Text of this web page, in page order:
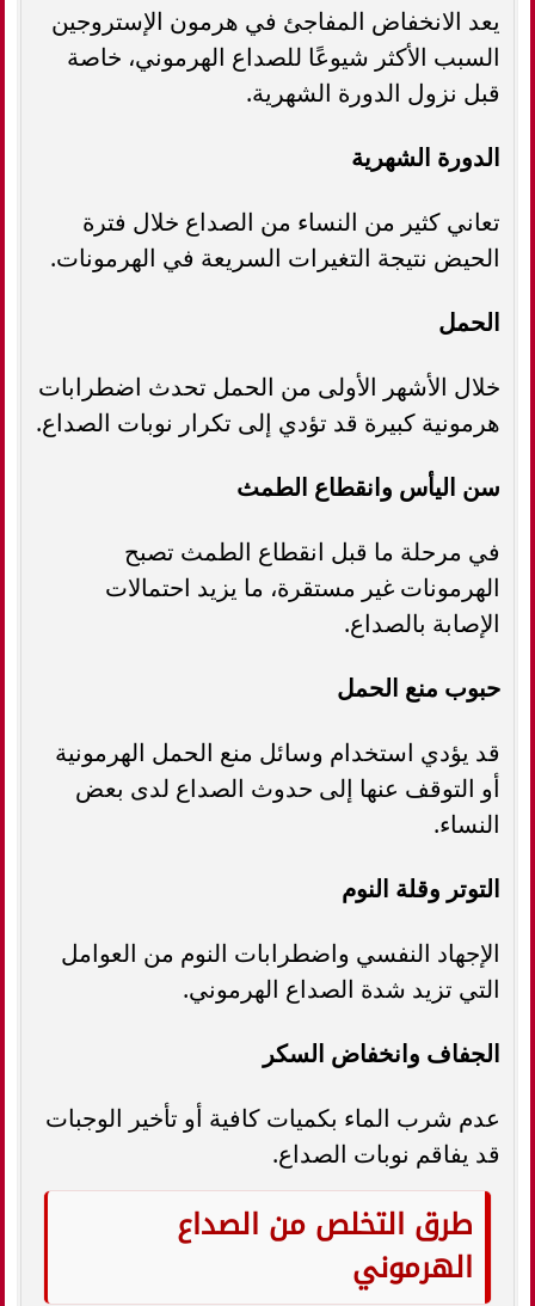
يعد الانخفاض المفاجئ في هرمون الإستروجين
السبب الأكثر شيوعًا للصداع الهرموني، خاصة
قبل نزول الدورة الشهرية.
الدورة الشهرية
تعاني كثير من النساء من الصداع خلال فترة
الحيض نتيجة التغيرات السريعة في الهرمونات.
الحمل
خلال الأشهر الأولى من الحمل تحدث اضطرابات
هرمونية كبيرة قد تؤدي إلى تكرار نوبات الصداع.
سن اليأس وانقطاع الطمث
في مرحلة ما قبل انقطاع الطمث تصبح
الهرمونات غير مستقرة، ما يزيد احتمالات
الإصابة بالصداع.
حبوب منع الحمل
قد يؤدي استخدام وسائل منع الحمل الهرمونية
أو التوقف عنها إلى حدوث الصداع لدى بعض
النساء.
التوتر وقلة النوم
الإجهاد النفسي واضطرابات النوم من العوامل
التي تزيد شدة الصداع الهرموني.
الجفاف وانخفاض السكر
عدم شرب الماء بكميات كافية أو تأخير الوجبات
قد يفاقم نوبات الصداع.
طرق التخلص من الصداع
الهرموني